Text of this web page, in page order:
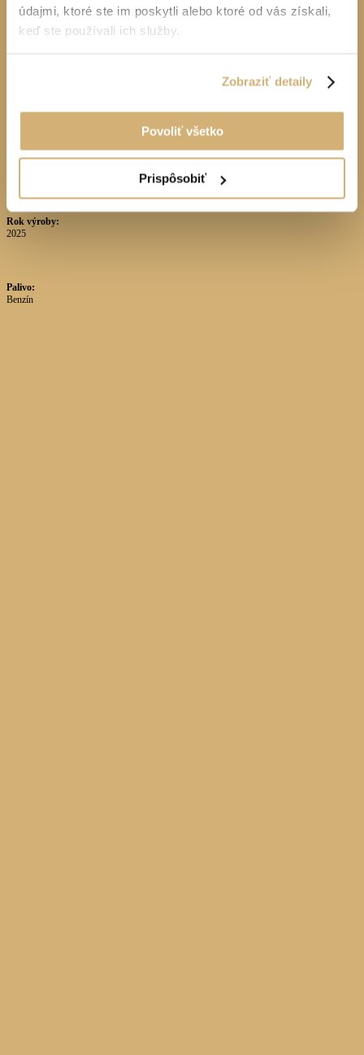
údajmi, ktoré ste im poskytli alebo ktoré od vás získali,
keď ste používali ich služby.
Zobraziť detaily
Povoliť všetko
Prispôsobiť
Rok výroby:
2025
Palivo:
Benzín